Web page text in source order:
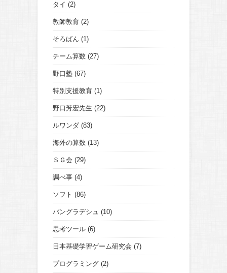
タイ (2)
教師教育 (2)
そろばん (1)
チーム算数 (27)
野口塾 (67)
特別支援教育 (1)
野口芳宏先生 (22)
ルワンダ (83)
海外の算数 (13)
ＳＧ会 (29)
調べ事 (4)
ソフト (86)
バングラデシュ (10)
思考ツール (6)
日本基礎学習ゲーム研究会 (7)
プログラミング (2)